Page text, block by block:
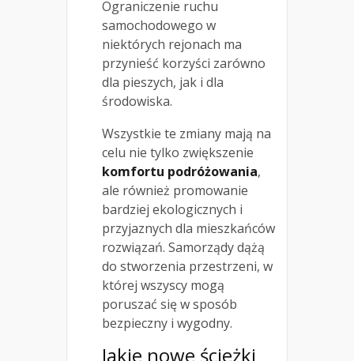
Ograniczenie ruchu
samochodowego w
niektórych rejonach ma
przynieść korzyści zarówno
dla pieszych, jak i dla
środowiska.
Wszystkie te zmiany mają na
celu nie tylko zwiększenie
komfortu podróżowania,
ale również promowanie
bardziej ekologicznych i
przyjaznych dla mieszkańców
rozwiązań. Samorządy dążą
do stworzenia przestrzeni, w
której wszyscy mogą
poruszać się w sposób
bezpieczny i wygodny.
Jakie nowe ścieżki